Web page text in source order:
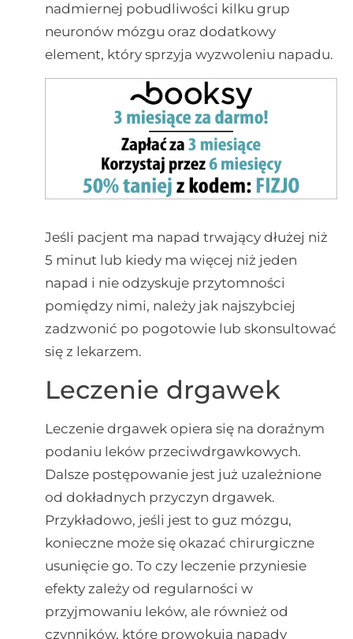
nadmiernej pobudliwości kilku grup
neuronów mózgu oraz dodatkowy
element, który sprzyja wyzwoleniu napadu.
Jeśli pacjent ma napad trwający dłużej niż
5 minut lub kiedy ma więcej niż jeden
napad i nie odzyskuje przytomności
pomiędzy nimi, należy jak najszybciej
zadzwonić po pogotowie lub skonsultować
się z lekarzem.
Leczenie drgawek
Leczenie drgawek opiera się na doraźnym
podaniu leków przeciwdrgawkowych.
Dalsze postępowanie jest już uzależnione
od dokładnych przyczyn drgawek.
Przykładowo, jeśli jest to guz mózgu,
konieczne może się okazać chirurgiczne
usunięcie go. To czy leczenie przyniesie
efekty zależy od regularności w
przyjmowaniu leków, ale również od
czynników, które prowokują napady